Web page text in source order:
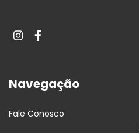
Navegação
Fale Conosco